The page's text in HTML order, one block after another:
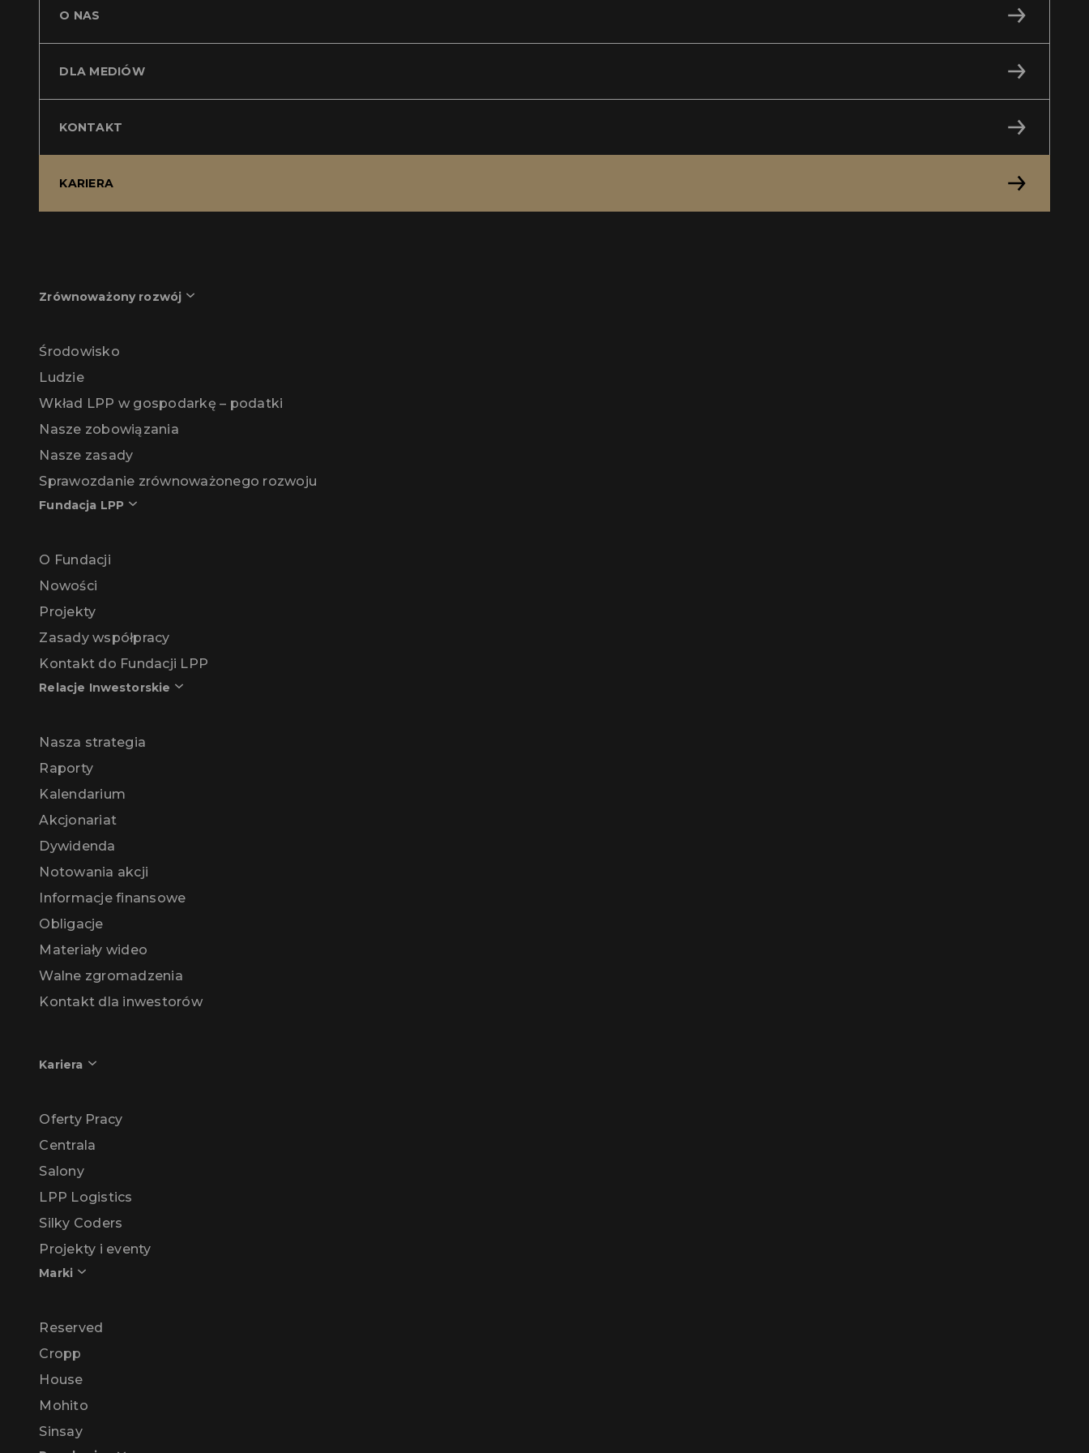
O NAS
DLA MEDIÓW
KONTAKT
KARIERA
Zrównoważony rozwój
Środowisko
Ludzie
Wkład LPP w gospodarkę – podatki
Nasze zobowiązania
Nasze zasady
Sprawozdanie zrównoważonego rozwoju
Fundacja LPP
O Fundacji
Nowości
Projekty
Zasady współpracy
Kontakt do Fundacji LPP
Relacje Inwestorskie
Nasza strategia
Raporty
Kalendarium
Akcjonariat
Dywidenda
Notowania akcji
Informacje finansowe
Obligacje
Materiały wideo
Walne zgromadzenia
Kontakt dla inwestorów
Kariera
Oferty Pracy
Centrala
Salony
LPP Logistics
Silky Coders
Projekty i eventy
Marki
Reserved
Cropp
House
Mohito
Sinsay